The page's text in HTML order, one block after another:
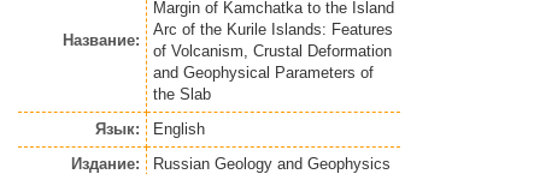
Название:
Margin of Kamchatka to the Island
Arc of the Kurile Islands: Features
of Volcanism, Crustal Deformation
and Geophysical Parameters of
the Slab
Язык:
English
Издание:
Russian Geology and Geophysics